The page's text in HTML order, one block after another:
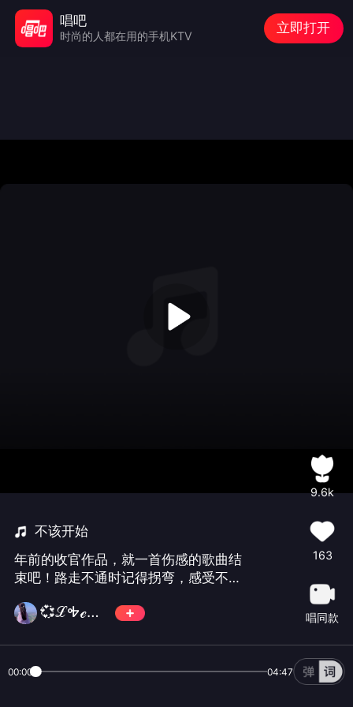
不该开始
年前的收官作品，就一首伤感的歌曲结
束吧！路走不通时记得拐弯，感受不到
陪伴！提钱㊗️朋友们新春快乐！龙年大
💞ℒᎭℯ望舒᭄💞
9.6k
163
唱同款
00:00 04:47
唱吧
时尚的人都在用的手机KTV
立即打开